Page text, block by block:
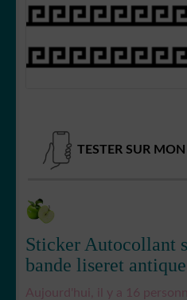
Votre espace
TESTER SUR
Sticker Autocollant
bande liseret
Aujourd'hui, il y a 16